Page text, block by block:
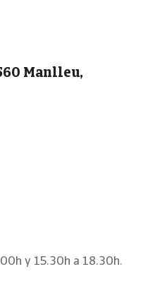
Manlleu,
y 15.30h a 18.30h.